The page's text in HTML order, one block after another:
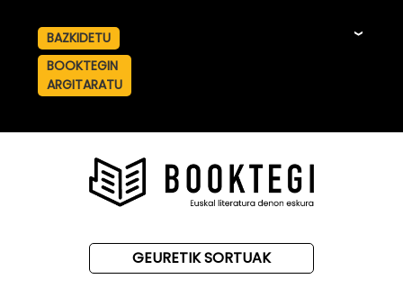
BAZKIDETU
BOOKTEGIN
ARGITARATU
GEURETIK SORTUAK